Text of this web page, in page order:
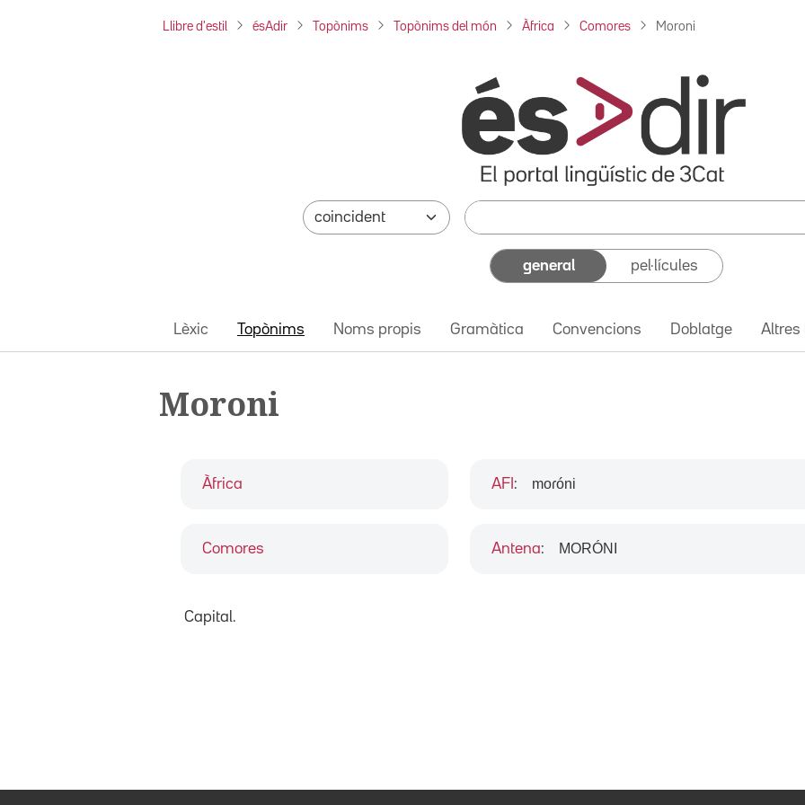
Llibre d'estil ésAdir Topònims Topònims del món Àfrica Comores Moroni
general pel·lícules
Lèxic Topònims Noms propis Gramàtica Convencions Doblatge Altres
Moroni
Àfrica
Comores
AFI : moɾóni
Antena: MORÓNI
Capital.